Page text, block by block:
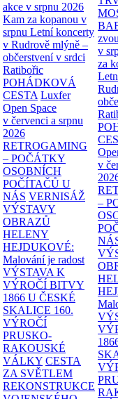
akce v srpnu 2026
Kam za kopanou v
srpnu Letní koncerty
v Rudrově mlýně –
občerstvení v srdci
Ratibořic
POHÁDKOVÁ
CESTA Luxfer
Open Space
v červenci a srpnu
2026
RETROGAMING
– POČÁTKY
OSOBNÍCH
POČÍTAČŮ U
NÁS VERNISÁŽ
VÝSTAVY
OBRAZŮ
HELENY
HEJDUKOVÉ:
Malování je radost
VÝSTAVA K
VÝROČÍ BITVY
1866 U ČESKÉ
SKALICE 160.
VÝROČÍ
PRUSKO-
RAKOUSKÉ
VÁLKY CESTA
ZA SVĚTLEM
REKONSTRUKCE
v
za
v
–